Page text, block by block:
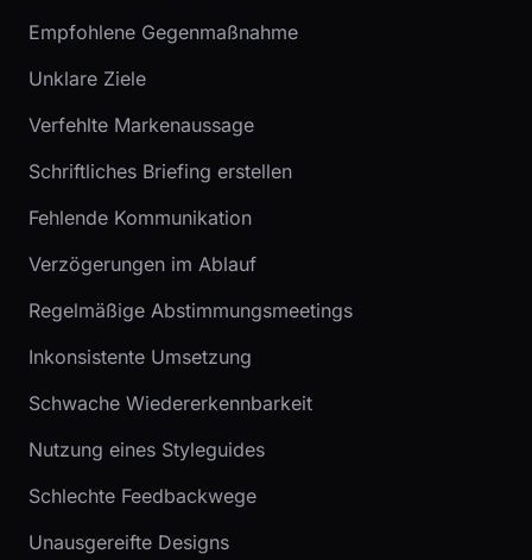
Empfohlene Gegenmaßnahme
Unklare Ziele
Verfehlte Markenaussage
Schriftliches Briefing erstellen
Fehlende Kommunikation
Verzögerungen im Ablauf
Regelmäßige Abstimmungsmeetings
Inkonsistente Umsetzung
Schwache Wiedererkennbarkeit
Nutzung eines Styleguides
Schlechte Feedbackwege
Unausgereifte Designs